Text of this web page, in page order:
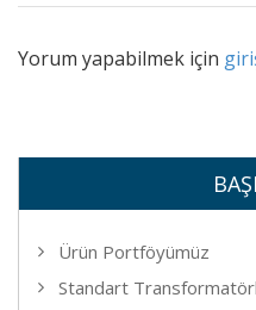
Yorum yapabilmek için
Ürün Portföyümüz
Standart